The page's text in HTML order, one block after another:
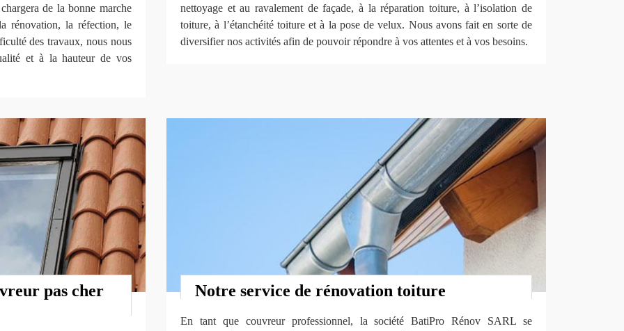
de la bonne marche
rénovation, la réfection, le
des travaux, nous nous
et à la hauteur de vos
nettoyage et au ravalement de façade, à la réparation toiture, à l’isolation de
toiture, à l’étanchéité toiture et à la pose de velux. Nous avons fait en sorte de
diversifier nos activités afin de pouvoir répondre à vos attentes et à vos besoins.
pas cher Notre service de rénovation toiture
En tant que couvreur professionnel, la société BatiPro Rénov SARL se